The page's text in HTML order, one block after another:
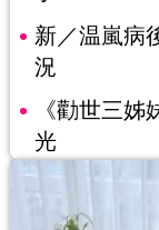
新／温嵐病
況
《勸世三
光